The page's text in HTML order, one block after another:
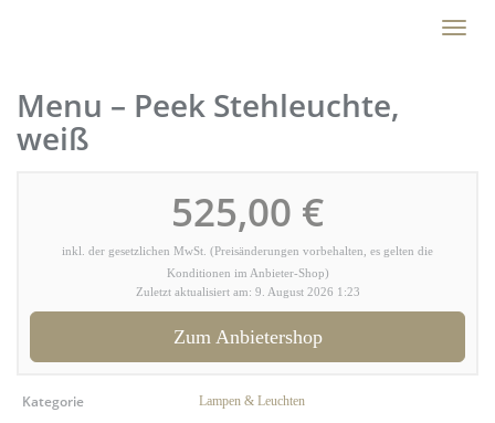
Toggle
Menu – Peek Stehleuchte,
weiß
525,00 €
inkl. der gesetzlichen MwSt. (Preisänderungen vorbehalten, es gelten die
Konditionen im Anbieter-Shop)
Zuletzt aktualisiert am: 9. August 2026 1:23
Zum Anbietershop
Kategorie Lampen & Leuchten